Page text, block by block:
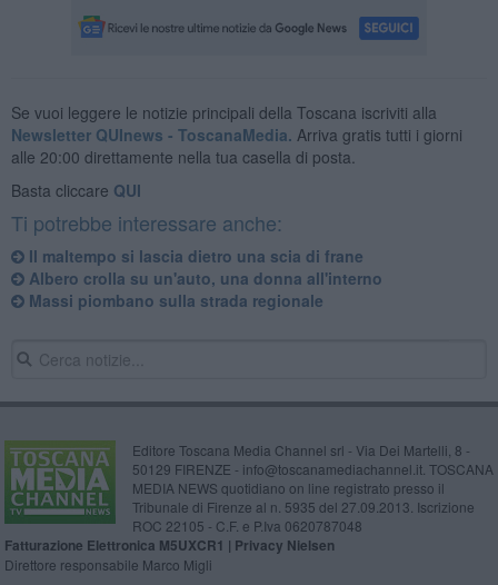
Se vuoi leggere le notizie principali della Toscana iscriviti alla
Newsletter QUInews - ToscanaMedia. Arriva gratis tutti i giorni
alle 20:00 direttamente nella tua casella di posta.
Basta cliccare QUI
Ti potrebbe interessare anche:
Il maltempo si lascia dietro una scia di frane
Albero crolla su un'auto, una donna all'interno
Massi piombano sulla strada regionale
Editore Toscana Media Channel srl - Via Dei Martelli, 8 -
50129 FIRENZE - info@toscanamediachannel.it. TOSCANA
MEDIA NEWS quotidiano on line registrato presso il
Tribunale di Firenze al n. 5935 del 27.09.2013. Iscrizione
ROC 22105 - C.F. e P.Iva 0620787048
Fatturazione Elettronica M5UXCR1 | Privacy Nielsen
Direttore responsabile Marco Migli